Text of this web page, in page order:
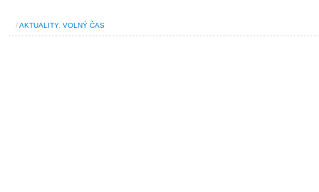
/AKTUALITY, VOLNÝ ČAS